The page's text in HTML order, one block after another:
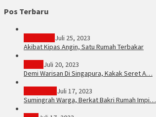
Pos Terbaru
Juli 25, 2023
Akibat Kipas Angin, Satu Rumah Terbakar
Juli 20, 2023
Demi Warisan Di Singapura, Kakak Seret A…
Juli 17, 2023
Sumingrah Warga, Berkat Bakri Rumah Impi…